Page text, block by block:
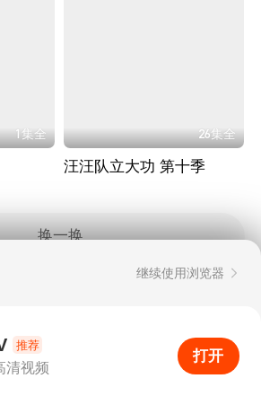
1集全 26集全
汪汪队立大功 第十季
换一换
打开APP
继续使用浏览器
推荐
清视频
打开